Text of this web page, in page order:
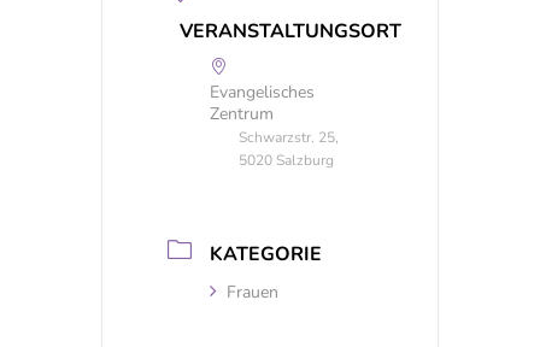
VERANSTALTUNGSORT
Evangelisches
Zentrum
Schwarzstr. 25,
5020 Salzburg
KATEGORIE
Frauen